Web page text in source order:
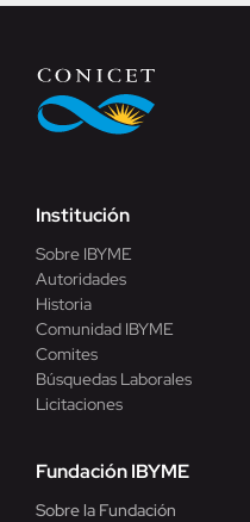
Institución
Sobre IBYME
Autoridades
Historia
Comunidad IBYME
Comites
Búsquedas Laborales
Licitaciones
Fundación IBYME
Sobre la Fundación